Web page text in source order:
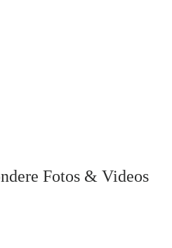
Fotos & Videos